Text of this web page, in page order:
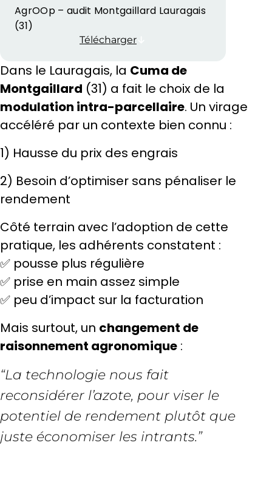
AgrOOp – audit Montgaillard Lauragais
(31)
Télécharger
Dans le Lauragais, la Cuma de
Montgaillard (31) a fait le choix de la
modulation intra-parcellaire. Un virage
accéléré par un contexte bien connu :
1) Hausse du prix des engrais
2) Besoin d’optimiser sans pénaliser le
rendement
Côté terrain avec l’adoption de cette
pratique, les adhérents constatent :
✅ pousse plus régulière
✅ prise en main assez simple
✅ peu d’impact sur la facturation
Mais surtout, un changement de
raisonnement agronomique :
“La technologie nous fait
reconsidérer l’azote, pour viser le
potentiel de rendement plutôt que
juste économiser les intrants.”